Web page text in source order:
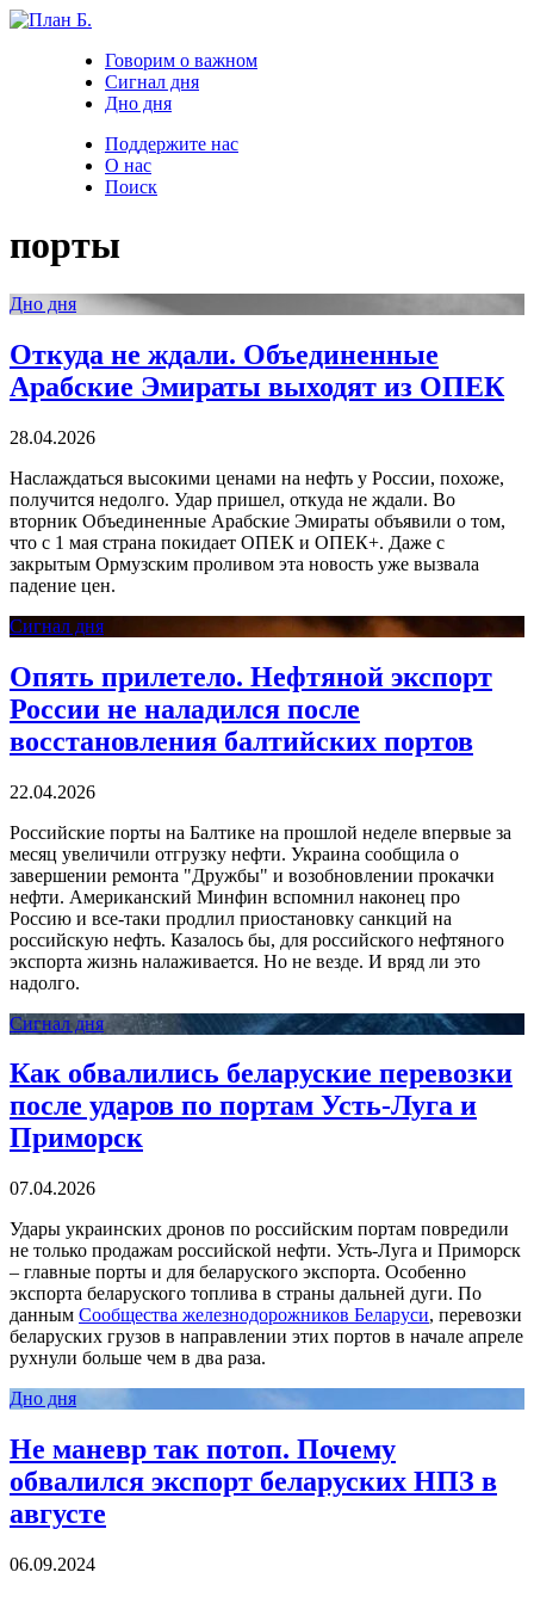
Говорим о важном
Сигнал дня
Дно дня
Поддержите нас
О нас
Поиск
порты
Дно дня
Откуда не ждали. Объединенные
Арабские Эмираты выходят из ОПЕК
28.04.2026
Наслаждаться высокими ценами на нефть у России, похоже,
получится недолго. Удар пришел, откуда не ждали. Во
вторник Объединенные Арабские Эмираты объявили о том,
что с 1 мая страна покидает ОПЕК и ОПЕК+. Даже с
закрытым Ормузским проливом эта новость уже вызвала
падение цен.
Сигнал дня
Опять прилетело. Нефтяной экспорт
России не наладился после
восстановления балтийских портов
22.04.2026
Российские порты на Балтике на прошлой неделе впервые за
месяц увеличили отгрузку нефти. Украина сообщила о
завершении ремонта "Дружбы" и возобновлении прокачки
нефти. Американский Минфин вспомнил наконец про
Россию и все-таки продлил приостановку санкций на
российскую нефть. Казалось бы, для российского нефтяного
экспорта жизнь налаживается. Но не везде. И вряд ли это
надолго.
Сигнал дня
Как обвалились беларуские перевозки
после ударов по портам Усть-Луга и
Приморск
07.04.2026
Удары украинских дронов по российским портам повредили
не только продажам российской нефти. Усть-Луга и Приморск
– главные порты и для беларуского экспорта. Особенно
экспорта беларуского топлива в страны дальней дуги. По
данным Сообщества железнодорожников Беларуси, перевозки
беларуских грузов в направлении этих портов в начале апреле
рухнули больше чем в два раза.
Дно дня
Не маневр так потоп. Почему
обвалился экспорт беларуских НПЗ в
августе
06.09.2024